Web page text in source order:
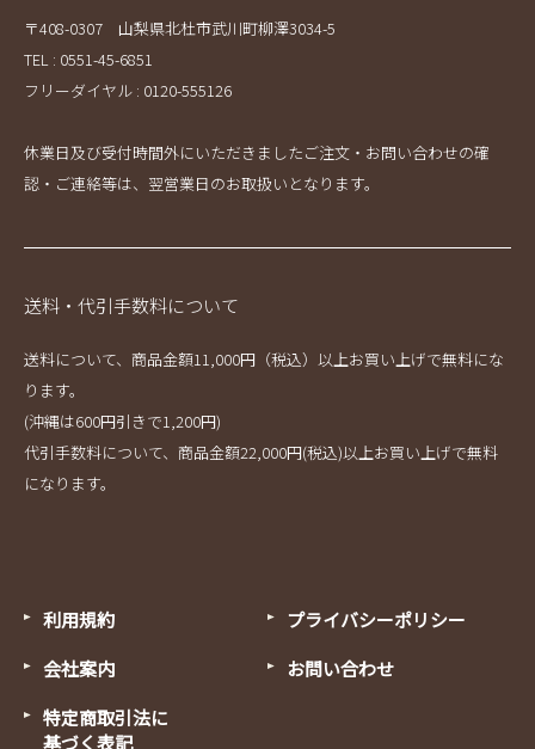
〒408-0307 山梨県北杜市武川町柳澤3034-5
TEL : 0551-45-6851
フリーダイヤル : 0120-555126
休業日及び受付時間外にいただきましたご注文・お問い合わせの確
認・ご連絡等は、翌営業日のお取扱いとなります。
送料・代引手数料について
送料について、商品金額11,000円（税込）以上お買い上げで無料にな
ります。
(沖縄は600円引きで1,200円)
代引手数料について、商品金額22,000円(税込)以上お買い上げで無料
になります。
利用規約
プライバシーポリシー
会社案内
お問い合わせ
特定商取引法に
基づく表記